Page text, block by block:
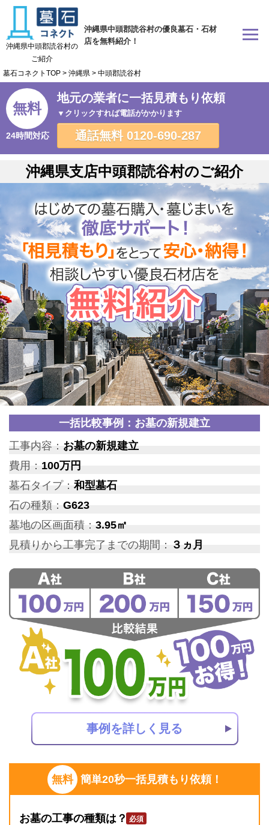
沖縄県中頭郡読谷村の優良墓石・石材
店を無料紹介！
沖縄県中頭郡読谷村の
ご紹介
墓石コネクトTOP > 沖縄県 > 中頭郡読谷村
無料
24時間対応
地元の業者に一括見積もり依頼
▼クリックすれば電話がかかります
通話無料 0120-690-287
沖縄県支店中頭郡読谷村のご紹介
無料 簡単20秒一括見積もり依頼！
お墓の工事の種類は？
一括比較事例：お墓の新規建立
工事内容： お墓の新規建立
費用： 100万円
墓石タイプ：和型墓石
石の種類： G623
墓地の区画面積： 3.95㎡
見積りから工事完了までの期間： ３ヵ月
事例を詳しく見る